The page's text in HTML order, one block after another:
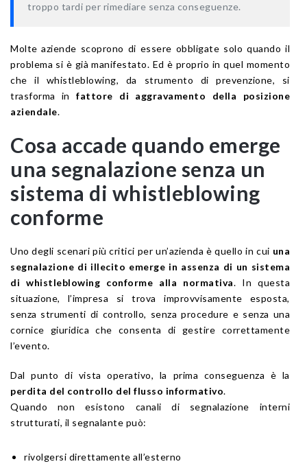
troppo tardi per rimediare senza conseguenze.
Molte aziende scoprono di essere obbligate solo quando il
problema si è già manifestato. Ed è proprio in quel momento
che il whistleblowing, da strumento di prevenzione, si
trasforma infattore di aggravamento della posizione
aziendale.
Cosa accade quando emerge
una segnalazione senza un
sistema di whistleblowing
conforme
Uno degli scenari più critici per un’azienda è quello in cui una
segnalazione di illecito emerge in assenza di un sistema
di whistleblowing conforme alla normativa. In questa
situazione, l’impresa si trova improvvisamente esposta,
senza strumenti di controllo, senza procedure e senza una
cornice giuridica che consenta di gestire correttamente
l’evento.
Dal punto di vista operativo, la prima conseguenza è la
perdita del controllo del flusso informativo.
Quando non esistono canali di segnalazione interni
strutturati, il segnalante può:
rivolgersi direttamente all’esterno